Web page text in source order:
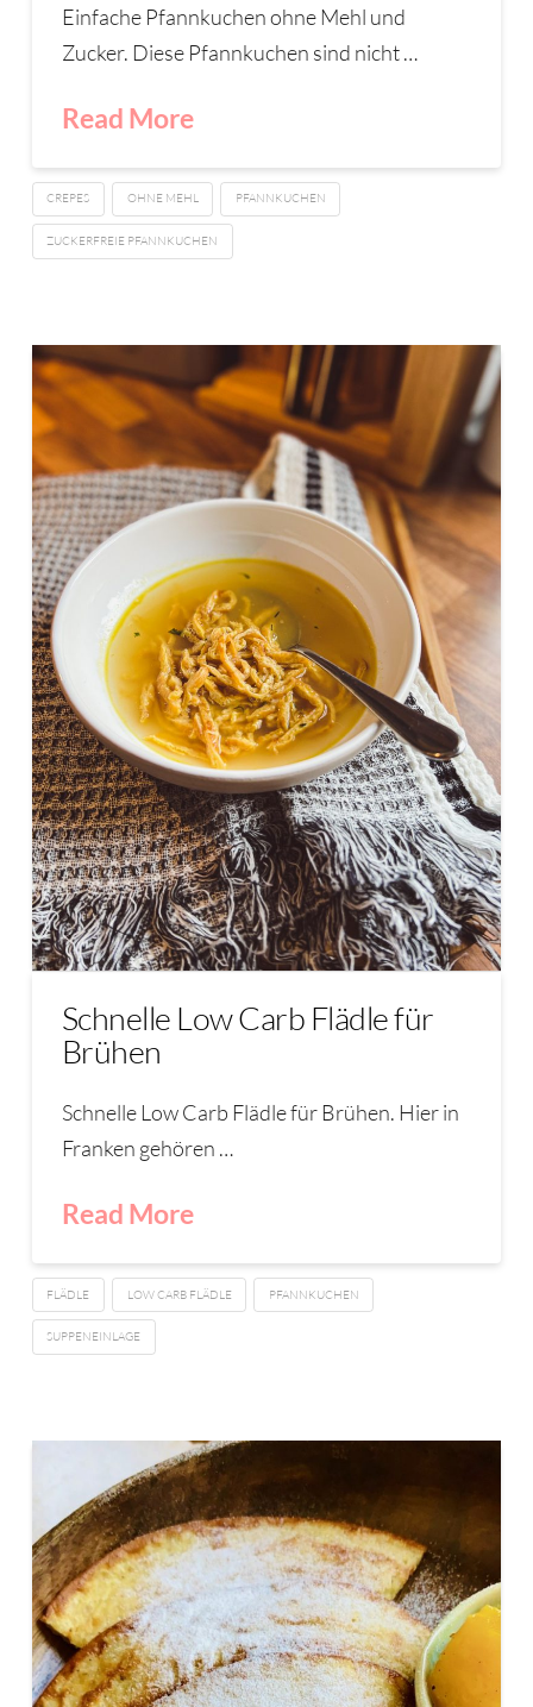
Einfache Pfannkuchen ohne Mehl und
Zucker. Diese Pfannkuchen sind nicht …
Read More
CREPES OHNE MEHL PFANNKUCHEN
ZUCKERFREIE PFANNKUCHEN
Schnelle Low Carb Flädle für
Brühen
Schnelle Low Carb Flädle für Brühen. Hier in
Franken gehören …
Read More
FLÄDLE LOW CARB FLÄDLE PFANNKUCHEN
SUPPENEINLAGE